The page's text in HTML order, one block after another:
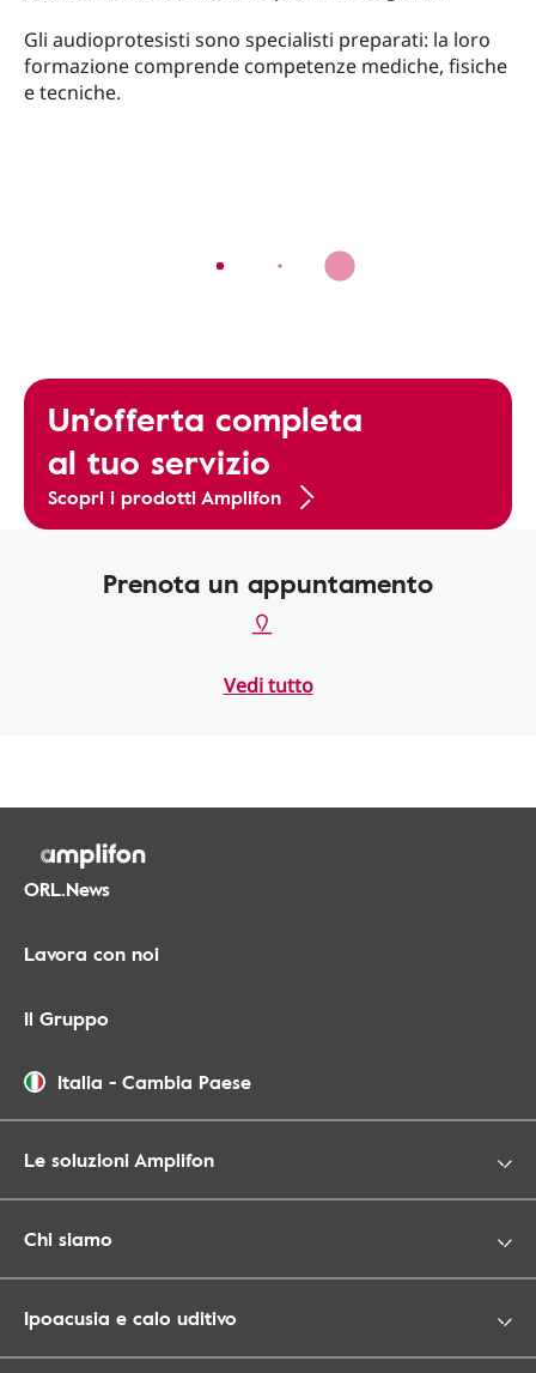
Gli audioprotesisti sono specialisti preparati: la loro
formazione comprende competenze mediche, fisiche
e tecniche.
Un'offerta completa
al tuo servizio
Scopri i prodotti Amplifon
Prenota un appuntamento
Vedi tutto
ORL.News
Lavora con noi
Il Gruppo
Italia - Cambia Paese
Le soluzioni Amplifon
Chi siamo
Ipoacusia e calo uditivo